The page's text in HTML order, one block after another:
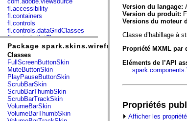
fl.accessibility
fl.containers
fl.controls
fl.controls.dataGridClasses
fl.controls.listClasses
fl.controls.progressBarClasses
fl.core
fl.data
fl.display
fl.events
fl.ik
fl.lang
fl.livepreview
fl.managers
fl.motion
fl.motion.easing
Package spark.skins.wireframe.mediaClasses
Classes
FullScreenButtonSkin
MuteButtonSkin
PlayPauseButtonSkin
ScrubBarSkin
ScrubBarThumbSkin
ScrubBarTrackSkin
VolumeBarSkin
VolumeBarThumbSkin
Version du langage:
Version du produit:
Versions du moteur
Classe d’habillage à
Propriété MXML par
Eléments de l’API
Propriétés
Afficher les